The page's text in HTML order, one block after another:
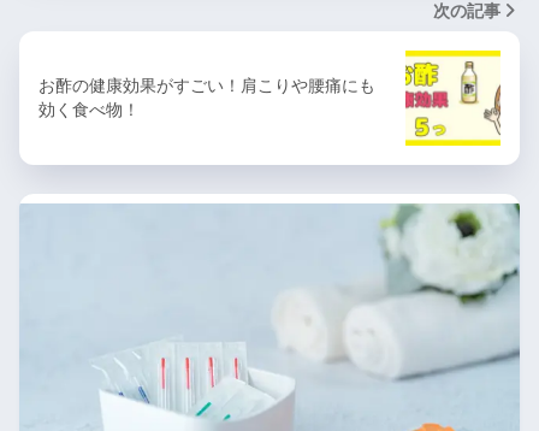
次の記事
お酢の健康効果がすごい！肩こりや腰痛にも
効く食べ物！